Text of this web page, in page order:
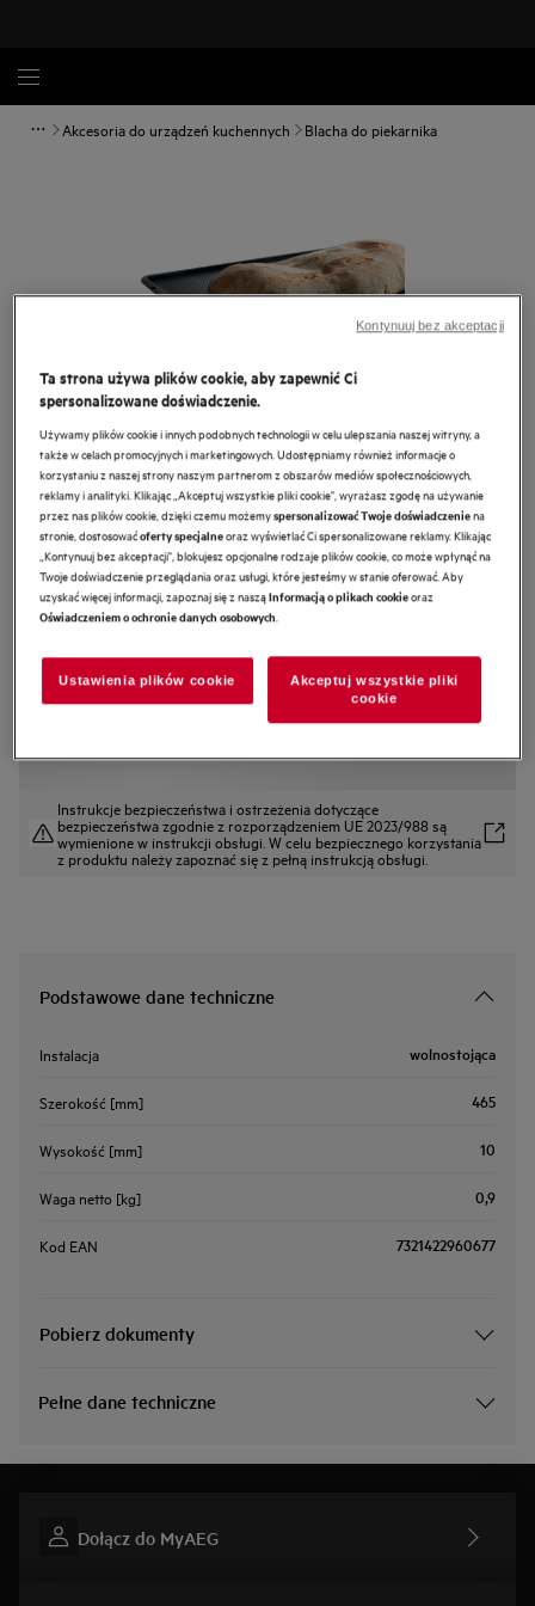
Akcesoria do urządzeń kuchennych Blacha do piekarnika
Dotknij, aby powiększyć.
A9OZBT10
Blacha Maxiklasse™
5 (2)
Cechy
Wyższa jakość pieczenia. Z perforowaną, nieprzywierającą blachą
Instrukcje bezpieczeństwa i ostrzeżenia dotyczące
bezpieczeństwa zgodnie z rozporządzeniem UE 2023/988 są
wymienione w instrukcji obsługi. W celu bezpiecznego korzystania
z produktu należy zapoznać się z pełną instrukcją obsługi.
Podstawowe dane techniczne
Instalacja wolnostojąca
Szerokość [mm] 465
Wysokość [mm] 10
Waga netto [kg] 0,9
Kod EAN 7321422960677
Pobierz dokumenty
Pełne dane techniczne
Dołącz do MyAEG
Ta strona używa plików cookie, aby zapewnić Ci
spersonalizowane doświadczenie.
Używamy plików cookie i innych podobnych technologii w celu ulepszania naszej witryny, a
także w celach promocyjnych i marketingowych. Udostępniamy również informacje o
korzystaniu z naszej strony naszym partnerom z obszarów mediów społecznościowych,
reklamy i analityki. Klikając „Akceptuj wszystkie pliki cookie", wyrażasz zgodę na używanie
przez nas plików cookie, dzięki czemu możemyspersonalizować Twoje doświadczeniena
stronie, dostosowaćoferty specjalneoraz wyświetlać Ci spersonalizowane reklamy. Klikając
„Kontynuuj bez akceptacji", blokujesz opcjonalne rodzaje plików cookie, co może wpłynąć na
Twoje doświadczenie przeglądania oraz usługi, które jesteśmy w stanie oferować. Aby
uzyskać więcej informacji, zapoznaj się z nasząInformacją o plikach cookieoraz
Oświadczeniem o ochronie danych osobowych
Ustawienia plików cookie
Akceptuj wszystkie pliki
cookie
Kontynuuj bez akceptacji